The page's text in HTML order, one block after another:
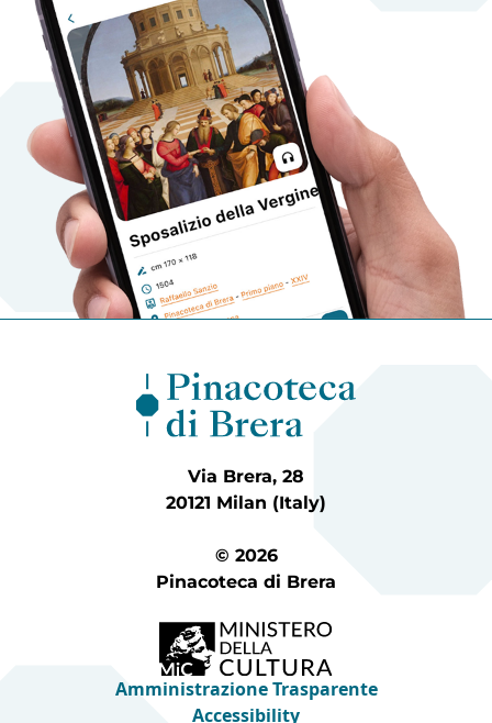
Via Brera, 28
20121 Milan (Italy)
© 2026
Pinacoteca di Brera
Amministrazione Trasparente
Accessibility